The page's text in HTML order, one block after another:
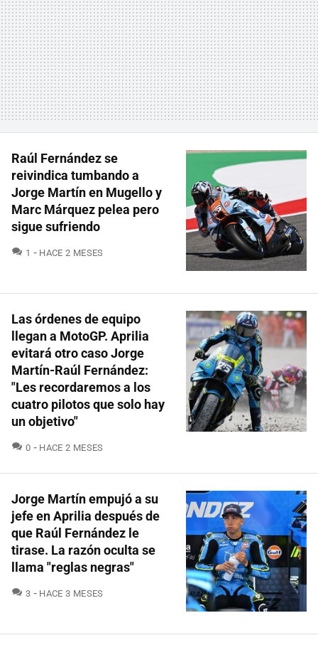
Raúl Fernández se
reivindica tumbando a
Jorge Martín en Mugello y
Marc Márquez pelea pero
sigue sufriendo
1 COMENTARIOS
HACE 2 MESES
Las órdenes de equipo
llegan a MotoGP. Aprilia
evitará otro caso Jorge
Martín-Raúl Fernández:
"Les recordaremos a los
cuatro pilotos que solo hay
un objetivo"
0 COMENTARIOS
HACE 2 MESES
Jorge Martín empujó a su
jefe en Aprilia después de
que Raúl Fernández le
tirase. La razón oculta se
llama "reglas negras"
3 COMENTARIOS
HACE 3 MESES